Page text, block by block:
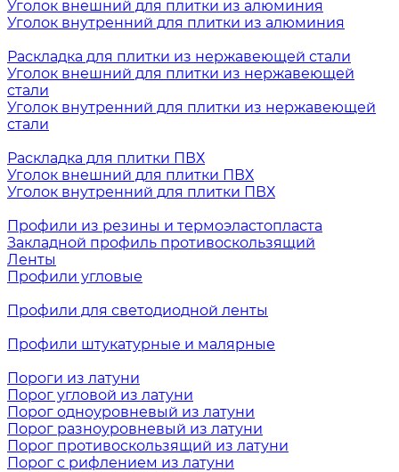
Уголок внешний для плитки из алюминия
Уголок внутренний для плитки из алюминия
Раскладка для плитки из нержавеющей стали
Уголок внешний для плитки из нержавеющей
стали
Уголок внутренний для плитки из нержавеющей
стали
Раскладка для плитки ПВХ
Уголок внешний для плитки ПВХ
Уголок внутренний для плитки ПВХ
Профили из резины и термоэластопласта
Закладной профиль противоскользящий
Ленты
Профили угловые
Профили для светодиодной ленты
Профили штукатурные и малярные
Пороги из латуни
Порог угловой из латуни
Порог одноуровневый из латуни
Порог разноуровневый из латуни
Порог противоскользящий из латуни
Порог с рифлением из латуни